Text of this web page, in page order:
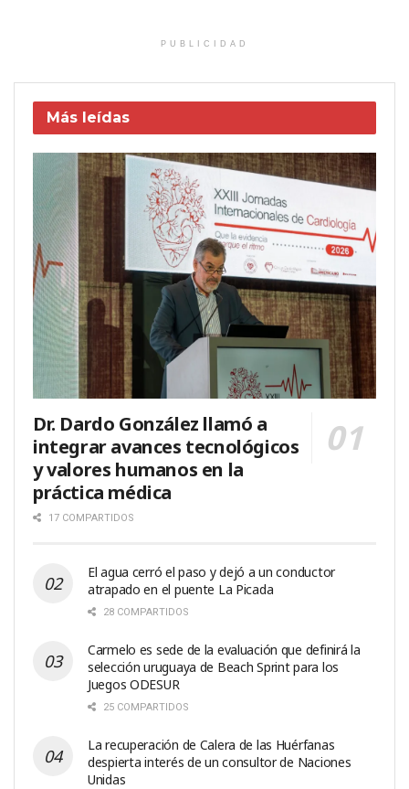
PUBLICIDAD
Más leídas
Dr. Dardo González llamó a
integrar avances tecnológicos
y valores humanos en la
práctica médica
17 COMPARTIDOS
El agua cerró el paso y dejó a un conductor
atrapado en el puente La Picada
28 COMPARTIDOS
Carmelo es sede de la evaluación que definirá la
selección uruguaya de Beach Sprint para los
Juegos ODESUR
25 COMPARTIDOS
La recuperación de Calera de las Huérfanas
despierta interés de un consultor de Naciones
Unidas